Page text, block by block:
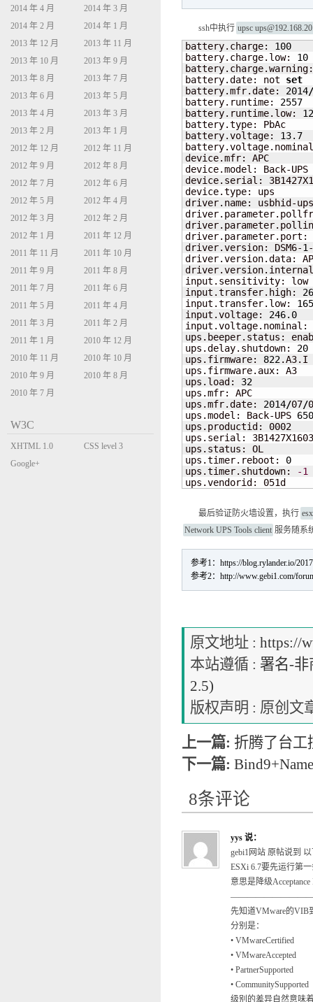
ssh中执行 upsc
battery.charge: 100
battery.charge.low: 10
battery.date: not set
battery.mfr.date: 2014/
battery.runtime: 2557
battery.runtime.low:
battery.type: PbAc
battery.voltage: 13.7
device.mfr: APC
device.model: Back-UPS
device.serial:
device.type: ups
driver.name: usbhid-ups
driver.parameter.port:
driver.version: DSM6-1 -
driver.version.data:
input.sensitivity: low
input.transfer.high:
input.transfer.low: 165
input.voltage: 246.0
input.voltage.nominal:
ups.beeper.status:
ups.delay.shutdown: 20
ups.firmware: 822.A3.I
ups.firmware.aux: A3
ups.load: 32
ups.mfr: APC
ups.mfr.date: 2014/07/
ups.model: Back-UPS 650
ups.productid: 0002
ups.serial:
ups.status: OL
ups.timer.reboot: 0
ups.timer.shutdown:
-1
ups.vendorid: 051d
最后验证防火墙设置，执行
Network UPS Tools client 服务随系
参考1：https://blog.rylander.io/
参考2：http://www.gebi1.com/
原文地址 :https://
本站遵循 : 署名-非
2.5)
版权声明 : 原创文
上一篇: 折腾了台工
下一篇:
8条评论
yys 说：
gebi1网站 原帖说到
ESXi 6.7要先运行第
意思是降级
先知道VMware的VIB
分别是：
• VMwareCertified
• VMwareAccepted
• PartnerSupported
• CommunitySupported
级别的差异自然意味
2014 年 4 月
2014 年 3 月
2014 年 2 月
2014 年 1 月
2013 年 12 月
2013 年 11 月
2013 年 10 月
2013 年 9 月
2013 年 8 月
2013 年 7 月
2013 年 6 月
2013 年 5 月
2013 年 4 月
2013 年 3 月
2013 年 2 月
2013 年 1 月
2012 年 12 月
2012 年 11 月
2012 年 9 月
2012 年 8 月
2012 年 7 月
2012 年 6 月
2012 年 5 月
2012 年 4 月
2012 年 3 月
2012 年 2 月
2012 年 1 月
2011 年 12 月
2011 年 11 月
2011 年 10 月
2011 年 9 月
2011 年 8 月
2011 年 7 月
2011 年 6 月
2011 年 5 月
2011 年 4 月
2011 年 3 月
2011 年 2 月
2011 年 1 月
2010 年 12 月
2010 年 11 月
2010 年 10 月
2010 年 9 月
2010 年 8 月
2010 年 7 月
W3C
XHTML 1.0
Transitional
CSS level 3
Google+